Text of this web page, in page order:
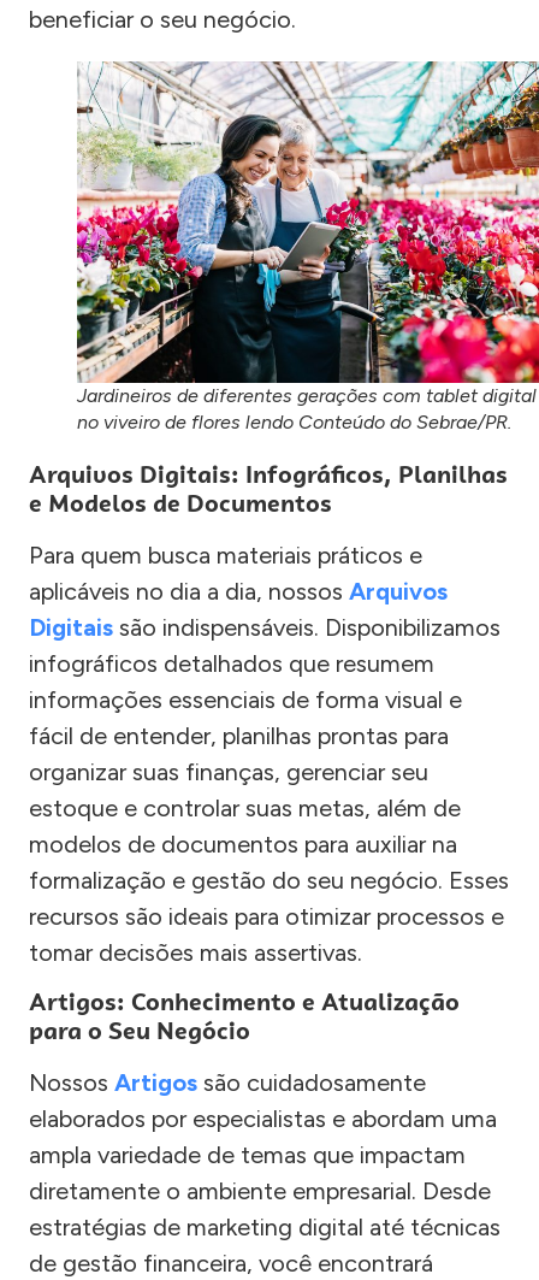
beneficiar o seu negócio.
Jardineiros de diferentes gerações com tablet digital
no viveiro de flores lendo Conteúdo do Sebrae/PR.
Arquivos Digitais: Infográficos, Planilhas
e Modelos de Documentos
Para quem busca materiais práticos e
aplicáveis no dia a dia, nossos Arquivos
Digitais são indispensáveis. Disponibilizamos
infográficos detalhados que resumem
informações essenciais de forma visual e
fácil de entender, planilhas prontas para
organizar suas finanças, gerenciar seu
estoque e controlar suas metas, além de
modelos de documentos para auxiliar na
formalização e gestão do seu negócio. Esses
recursos são ideais para otimizar processos e
tomar decisões mais assertivas.
Artigos: Conhecimento e Atualização
para o Seu Negócio
Nossos Artigos são cuidadosamente
elaborados por especialistas e abordam uma
ampla variedade de temas que impactam
diretamente o ambiente empresarial. Desde
estratégias de marketing digital até técnicas
de gestão financeira, você encontrará